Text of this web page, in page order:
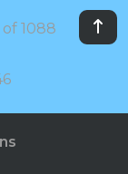
of 1088